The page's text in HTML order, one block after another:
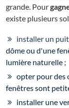
grande. Pour
existe plusieurs
installer un
dôme ou d'une
lumière naturelle ;
opter pour des
fenêtres sont
installer une